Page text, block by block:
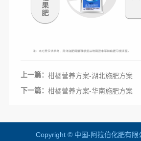
上一篇：柑橘营养方案-湖北施肥方案
下一篇：柑橘营养方案-华南施肥方案
Copyright © 中国-阿拉伯化肥有限